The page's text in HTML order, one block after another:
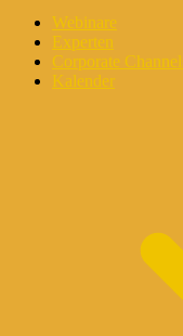
Webinare
Experten
Corporate
Kalender